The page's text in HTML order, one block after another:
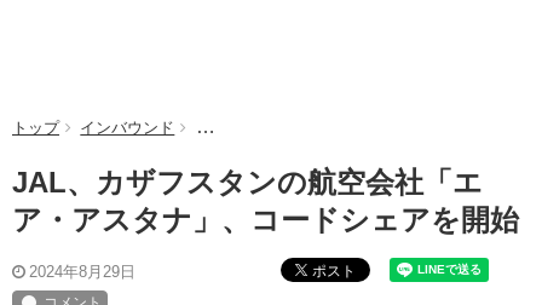
トップ インバウンド JAL、カザフスタンの航空会社「エア・アスタ
JAL、カザフスタンの航空会社「エ
ア・アスタナ」、コードシェアを開始
2024年8月29日 ポスト